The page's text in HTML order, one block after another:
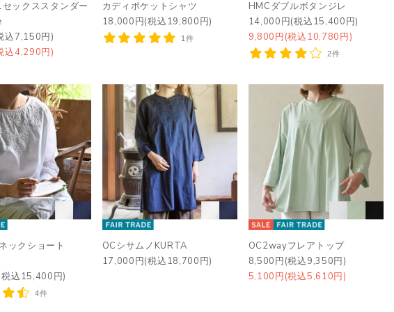
ックススタンダー
込7,150円)
込4,290円)
カディポケットシャツ
18,000円(税込19,800円)
1件
HMCダブルボタンジレ
14,000円(税込15,400円)
9,800円(税込10,780円)
2件
ックショート
込15,400円)
4件
OCシサムノKURTA
17,000円(税込18,700円)
OC2wayフレアトップ
8,500円(税込9,350円)
5,100円(税込5,610円)